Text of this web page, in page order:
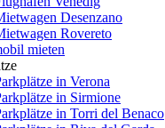
Desenzano
Rovereto
mieten
in Verona
in Sirmione
in Torri del Benaco